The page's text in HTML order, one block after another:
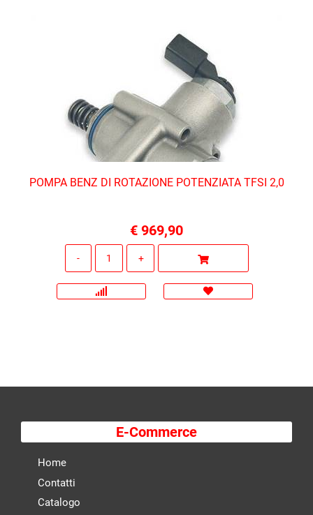
POMPA BENZ DI ROTAZIONE POTENZIATA TFSI 2,0
€ 969,90
E-Commerce
Home
Contatti
Catalogo